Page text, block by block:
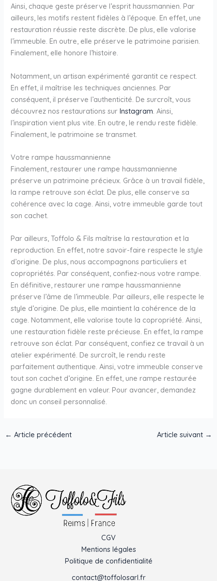
Ainsi, chaque geste préserve l’esprit haussmannien. Par
ailleurs, les motifs restent fidèles à l’époque. En effet, une
restauration réussie reste discrète. De plus, elle valorise
l’immeuble. En outre, elle préserve le patrimoine parisien.
Finalement, elle honore l’histoire.
Notamment, un artisan expérimenté garantit ce respect.
En effet, il maîtrise les techniques anciennes. Par
conséquent, il préserve l’authenticité. De surcroît, vous
découvrez nos restaurations surInstagram . Ainsi,
l’inspiration vient plus vite. En outre, le rendu reste fidèle.
Finalement, le patrimoine se transmet.
Votre rampe haussmannienne
Finalement, restaurer une rampe haussmannienne
préserve un patrimoine précieux. Grâce à un travail fidèle,
la rampe retrouve son éclat. De plus, elle conserve sa
cohérence avec la cage. Ainsi, votre immeuble garde tout
son cachet.
Par ailleurs, Toffolo & Fils maîtrise la restauration et la
reproduction. En effet, notre savoir-faire respecte le style
d’origine. De plus, nous accompagnons particuliers et
copropriétés. Par conséquent, confiez-nous votre rampe.
En définitive, restaurer une rampe haussmannienne
préserve l’âme de l’immeuble. Par ailleurs, elle respecte le
style d’origine. De plus, elle maintient la cohérence de la
cage. Notamment, elle valorise toute la copropriété. Ainsi,
une restauration fidèle reste précieuse. En effet, la rampe
retrouve son éclat. Par conséquent, confiez ce travail à un
atelier expérimenté. De surcroît, le rendu reste
parfaitement authentique. Ainsi, votre immeuble conserve
tout son cachet d’origine. En effet, une rampe restaurée
gagne durablement en valeur. Pour avancer, demandez
donc un conseil personnalisé.
← Article précédent Article suivant →
CGV
Mentions légales
Politique de confidentialité
contact@toffolosarl.fr